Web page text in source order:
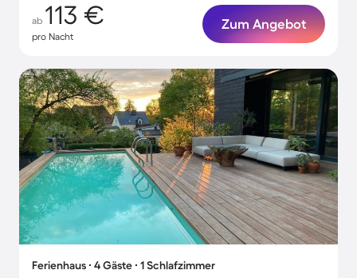
ab 113 €
pro Nacht
Zum Angebot
Ferienhaus ∙ 4 Gäste ∙ 1 Schlafzimmer